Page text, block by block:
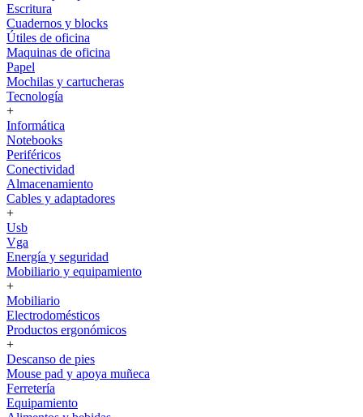
Escritura
Cuadernos y blocks
Útiles de oficina
Maquinas de oficina
Papel
Mochilas y cartucheras
Tecnología
+
Informática
Notebooks
Periféricos
Conectividad
Almacenamiento
Cables y adaptadores
+
Usb
Vga
Energía y seguridad
Mobiliario y equipamiento
+
Mobiliario
Electrodomésticos
Productos ergonómicos
+
Descanso de pies
Mouse pad y apoya muñeca
Ferretería
Equipamiento